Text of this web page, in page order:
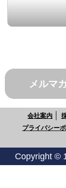
メルマ
会社案内
プライバシー
Copyright ©